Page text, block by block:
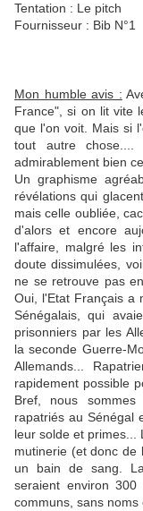
Tentation : Le pitch
Fournisseur : Bib N°1
Mon humble avis :
France", si on lit vite
que l'on voit. Mais si
tout autre
admirablement bien
Un graphisme
révélations qui
mais celle oubliée,
d'alors et encore
l'affaire, malgré les
doute dissimulées,
ne se retrouve pas
Oui, l'Etat Français a
Sénégalais, qui
prisonniers par les
la seconde Guerre-
Allemands...
rapidement possible
Bref, nous
rapatriés au Sénégal
leur solde et primes...
mutinerie (et donc de
un bain de sang.
seraient environ
communs, sans noms